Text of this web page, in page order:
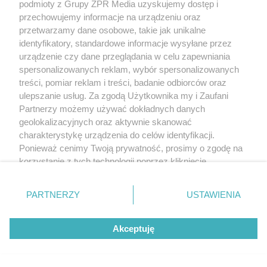
miejskiego”.
W 1996 roku podjęto projekt inwestycyjny pod
nazwą Rewitalizacja Zabytkowego Kompleksu
Fabryczno - Mieszkalnego Księzy Młyn. W
ramach tego programu zmodernizowano jeden
budynek. Od lat 90. kolejne działki sprzedawane
są pod prywatne inwestycje. Tak powstały lofty U
Scheiblera, biurowce Textorial Park i Armada
narodziło się centrum artystyczne Art_Inkubator,
zrewitalizowano dawne przyfabryczne osiedle,
tzw. famuły Księży Młyn, oraz park Źródliska.
Planowane są dalsze komercyjne inwestycje. W
podmioty z Grupy ZPR Media uzyskujemy dostęp i
przechowujemy informacje na urządzeniu oraz
przetwarzamy dane osobowe, takie jak unikalne
identyfikatory, standardowe informacje wysyłane przez
urządzenie czy dane przeglądania w celu zapewniania
spersonalizowanych reklam, wybór spersonalizowanych
treści, pomiar reklam i treści, badanie odbiorców oraz
ulepszanie usług. Za zgodą Użytkownika my i Zaufani
Partnerzy możemy używać dokładnych danych
geolokalizacyjnych oraz aktywnie skanować
charakterystykę urządzenia do celów identyfikacji.
Ponieważ cenimy Twoją prywatność, prosimy o zgodę na
korzystanie z tych technologii poprzez kliknięcie
zmienić/wycofać klikając przycisk ustawień prywatności
znajdujący się w lewym dolnym rogu strony
rodzaje przetwarzania danych nie wymagają zgody
użytkownika, ale masz prawo sprzeciwić się takiemu
przetwarzaniu. Preferencje będą miały zastosowanie tylko
PARTNERZY USTAWIENIA
Akceptuję